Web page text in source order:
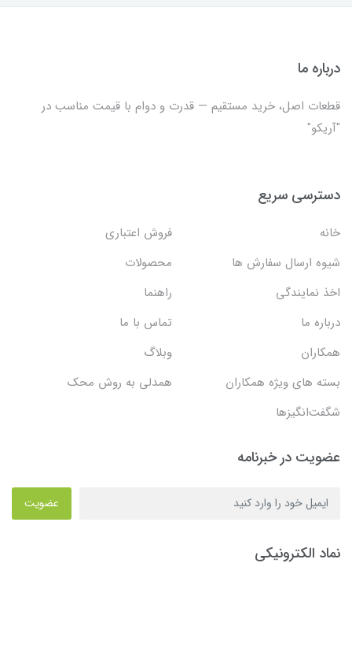
درباره ما
قطعات اصل، خرید مستقیم — قدرت و دوام با قیمت مناسب در
"آریکو"
دسترسی سریع
خانه
فروش اعتباری
شیوه ارسال سفارش ها
محصولات
اخذ نمایندگی
راهنما
درباره ما
تماس با ما
همکاران
وبلاگ
بسته های ویژه همکاران
همدلی به روش محک
شگفت‌انگیزها
عضویت در خبرنامه
عضویت
نماد الکترونیکی